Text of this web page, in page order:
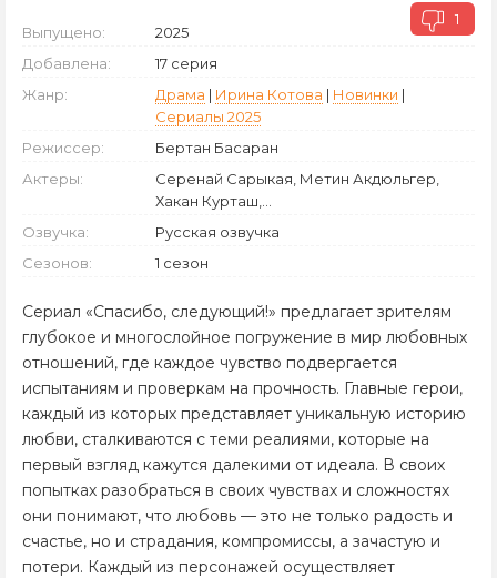
1
Выпущено:
2025
Добавлена:
17 серия
Жанр:
Драма | Ирина Котова | Новинки |
Сериалы 2025
Режиссер:
Бертан Басаран
Актеры:
Серенай Сарыкая, Метин Акдюльгер,
Хакан Курташ,...
Озвучка:
Русская озвучка
Сезонов:
1 сезон
Сериал «Спасибо, следующий!» предлагает зрителям
глубокое и многослойное погружение в мир любовных
отношений, где каждое чувство подвергается
испытаниям и проверкам на прочность. Главные герои,
каждый из которых представляет уникальную историю
любви, сталкиваются с теми реалиями, которые на
первый взгляд кажутся далекими от идеала. В своих
попытках разобраться в своих чувствах и сложностях
они понимают, что любовь — это не только радость и
счастье, но и страдания, компромиссы, а зачастую и
потери. Каждый из персонажей осуществляет